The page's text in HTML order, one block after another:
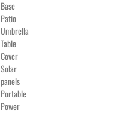
Base
Patio
Umbrella
Table
Cover
Solar
panels
Portable
Power